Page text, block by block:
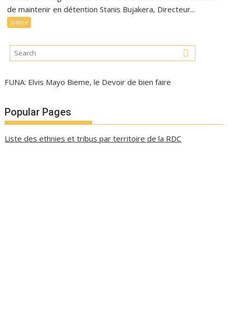
de maintenir en détention Stanis Bujakera, Directeur...
Justice
FUNA: Elvis Mayo Bieme, le Devoir de bien faire
Popular Pages
Liste des ethnies et tribus par territoire de la RDC